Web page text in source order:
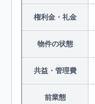
権利金・礼金
物件の状態
共益・管理費
前業態